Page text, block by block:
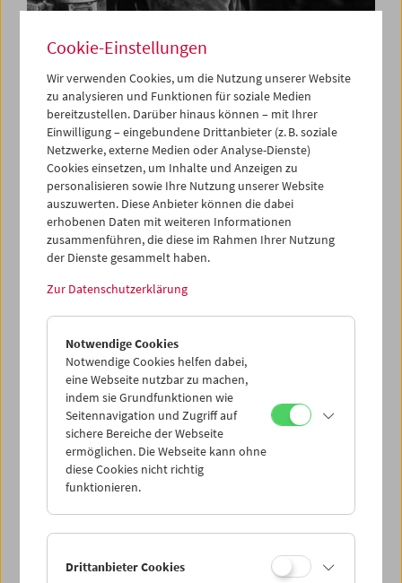
Out of the Past
Maurice & Jacques Tourneur
Sarah Maldoror
Cookie-Einstellungen
Wir verwenden Cookies, um die Nutzung unserer Website
zu analysieren und Funktionen für soziale Medien
bereitzustellen. Darüber hinaus können – mit Ihrer
Einwilligung – eingebundene Drittanbieter (z. B. soziale
Netzwerke, externe Medien oder Analyse-Dienste)
Cookies einsetzen, um Inhalte und Anzeigen zu
personalisieren sowie Ihre Nutzung unserer Website
auszuwerten. Diese Anbieter können die dabei
erhobenen Daten mit weiteren Informationen
zusammenführen, die diese im Rahmen Ihrer Nutzung
der Dienste gesammelt haben.
Zur Datenschutzerklärung
Notwendige Cookies
Notwendige Cookies helfen dabei,
eine Webseite nutzbar zu machen,
indem sie Grundfunktionen wie
Seitennavigation und Zugriff auf
sichere Bereiche der Webseite
ermöglichen. Die Webseite kann ohne
diese Cookies nicht richtig
funktionieren.
Drittanbieter Cookies